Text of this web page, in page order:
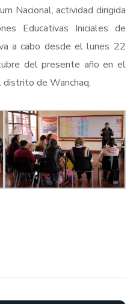
Nacional, actividad dirigida
Educativas Iniciales de
a cabo desde el lunes 22
del presente año en el
de Wanchaq.